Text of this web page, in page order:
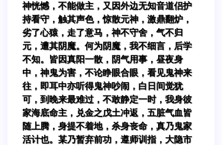
神恍憾，不能做主，又因外边无知音道侣护
持看守，触其声色，惊散元神，激鼎翻炉，
劣了心猿，走了意马，神不守舍，气不归
元，遭其阴魔。何为阴魔，我不细言，后学
不知。皆因真阳一散，阴气用事，昼夜身
中，神鬼为害，不论睁眼合眼，看见鬼神来
往，即耳中亦听得鬼神吵闹，白日间觉犹
可，到晚来最难过，不敢静定一时，我身彼
家海底命主，兑金之戊土冲返，五脏气血皆
随上腾，身提不着地，杀身丧命，真乃鬼家
活计也。某乃暂弃前功，遵师训指，大隐市